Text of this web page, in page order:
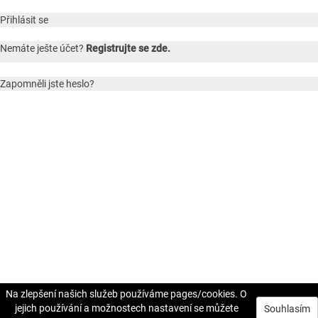
Na zlepšení našich služeb používáme pages/cookies. O
jejich používání a možnostech nastavení se můžete
Souhlasím
Přihlásit se
Nemáte ješte účet? Registrujte se zde.
Zapomněli jste heslo?